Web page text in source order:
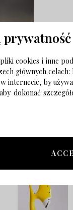
prywatność
cookies i inne
głównych
internecie, by
dokonać